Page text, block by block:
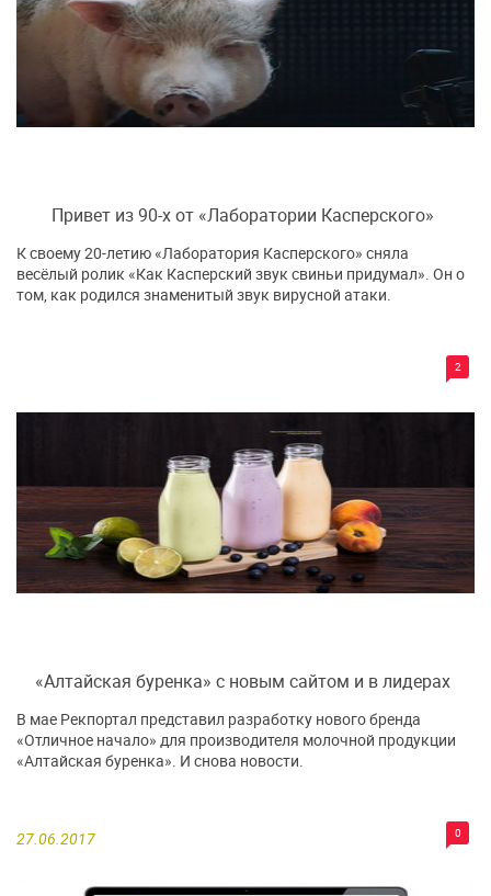
Привет из 90-х от «Лаборатории Касперского»
2
К своему 20-летию «Лаборатория Касперского» сняла
весёлый ролик «Как Касперский звук свиньи придумал». Он о
том, как родился знаменитый звук вирусной атаки.
«Алтайская буренка» с новым сайтом и в лидерах
27.06.2017 0
В мае Рекпортал представил разработку нового бренда
«Отличное начало» для производителя молочной продукции
«Алтайская буренка». И снова новости.